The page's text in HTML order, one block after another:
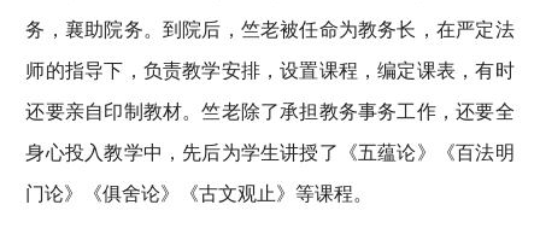
务，襄助院务。到院后，竺老被任命为教务长，在严定法
师的指导下，负责教学安排，设置课程，编定课表，有时
还要亲自印制教材。竺老除了承担教务事务工作，还要全
身心投入教学中，先后为学生讲授了《五蕴论》《百法明
门论》《俱舍论》《古文观止》等课程。